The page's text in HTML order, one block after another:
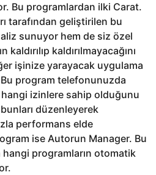
Bu programlardan ilki Carat.
tarafından geliştirilen bu
sunuyor hem de siz özel
kaldırılmayacağını
işinize yarayacak uygulama
program telefonunuzda
izinlere sahip olduğunu
düzenleyerek
performans elde
ise Autorun Manager. Bu
hangi programların otomatik